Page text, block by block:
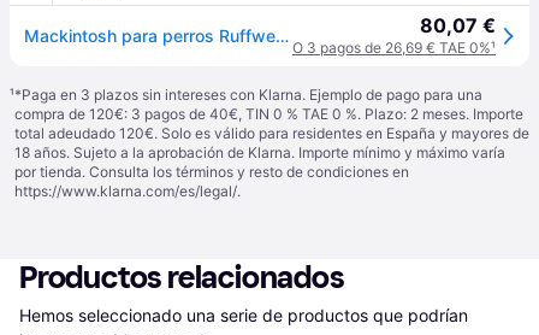
Mackintosh para perros Ruffwear Sun Shower - Bleu 80,07 €
O 3 pagos de 26,69 € TAE 0%¹
¹*Paga en 3 plazos sin intereses con Klarna. Ejemplo de pago para una
compra de 120€: 3 pagos de 40€, TIN 0 % TAE 0 %. Plazo: 2 meses. Importe
total adeudado 120€. Solo es válido para residentes en España y mayores de
18 años. Sujeto a la aprobación de Klarna. Importe mínimo y máximo varía
por tienda. Consulta los términos y resto de condiciones en
https://www.klarna.com/es/legal/.
Productos relacionados
Hemos seleccionado una serie de productos que podrían